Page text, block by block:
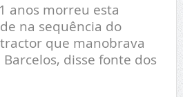
anos morreu esta
na sequência do
que manobrava
disse fonte dos